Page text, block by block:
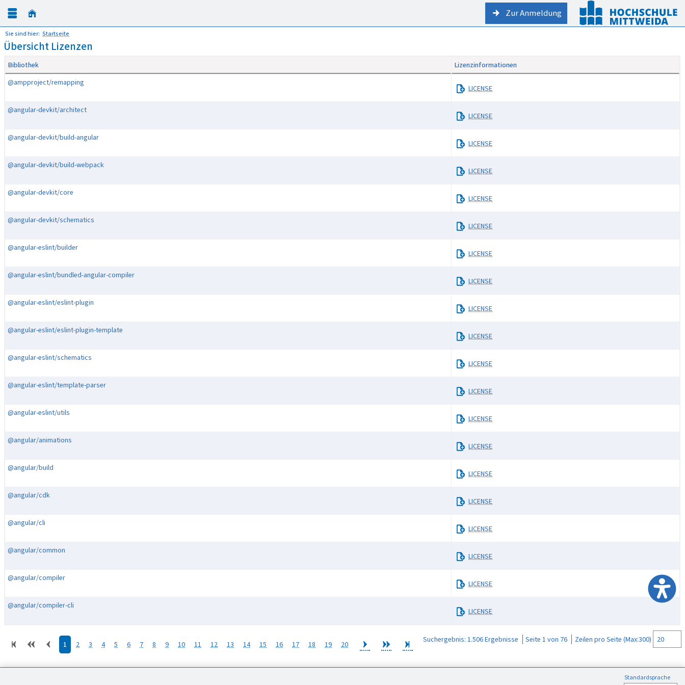
Zur Anmeldung
Sie sind hier: Startseite
Übersicht Lizenzen
Bibliothek
Lizenzinformationen
@ampproject/remapping
LICENSE
@angular-devkit/architect
LICENSE
@angular-devkit/build-angular
LICENSE
@angular-devkit/build-webpack
LICENSE
@angular-devkit/core
LICENSE
@angular-devkit/schematics
LICENSE
@angular-eslint/builder
LICENSE
@angular-eslint/bundled-angular-compiler
LICENSE
@angular-eslint/eslint-plugin
LICENSE
@angular-eslint/eslint-plugin-template
LICENSE
@angular-eslint/schematics
LICENSE
@angular-eslint/template-parser
LICENSE
@angular-eslint/utils
LICENSE
@angular/animations
LICENSE
@angular/build
LICENSE
@angular/cdk
LICENSE
@angular/cli
LICENSE
@angular/common
LICENSE
@angular/compiler
LICENSE
@angular/compiler-cli
LICENSE
Suchergebnis: 1.506 Ergebnisse Seite 1 von 76 Zeilen pro Seite (Max:300)
1 2 3 4 5 6 7 8 9 10 11 12 13 14 15 16 17 18 19 20
Standardsprache